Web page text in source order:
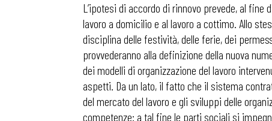
L’ipotesi di accordo di rinnovo prevede, al fine
lavoro a domicilio e al lavoro a cottimo. Allo
disciplina delle festività, delle ferie, dei
provvederanno alla definizione della nuova
dei modelli di organizzazione del lavoro
aspetti. Da un lato, il fatto che il sistema
del mercato del lavoro e gli sviluppi delle
competenze: a tal fine le parti sociali si